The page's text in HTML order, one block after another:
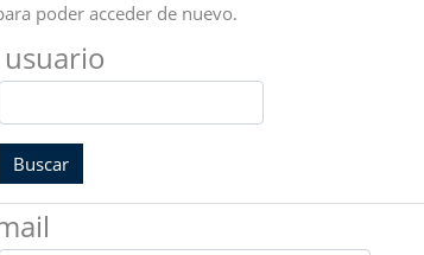
poder acceder de nuevo.